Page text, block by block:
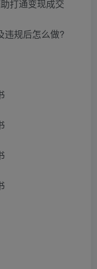
打通变现成交
违规后怎么做?